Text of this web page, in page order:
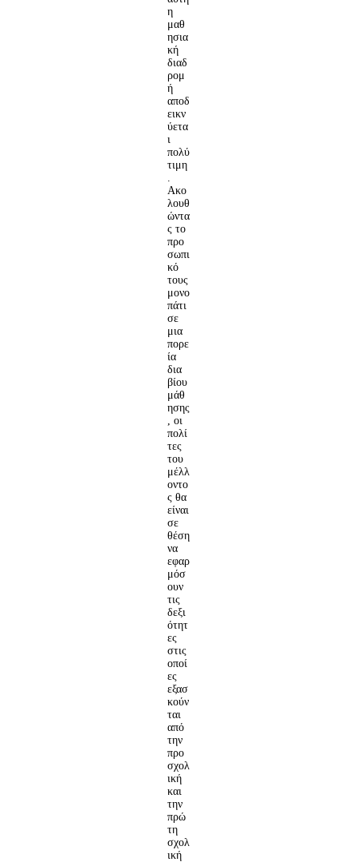
η
μαθ
ησια
κή
διαδ
ρομ
ή
αποδ
εικν
ύετα
ι
πολύ
τιμη
.
Ακο
λουθ
ώντα
ς το
προ
σωπι
κό
τους
μονο
πάτι
σε
μια
πορε
ία
δια
βίου
μάθ
ησης
, οι
πολί
τες
του
μέλλ
οντο
ς θα
είναι
σε
θέση
να
εφαρ
μόσ
ουν
τις
δεξι
ότητ
ες
στις
οποί
ες
εξασ
κούν
ται
από
την
προ
σχολ
ική
και
την
πρώ
τη
σχολ
ική